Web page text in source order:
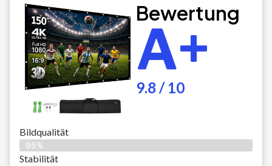
Bewertung
A+
9.8 / 10
Bildqualität
95%
Stabilität